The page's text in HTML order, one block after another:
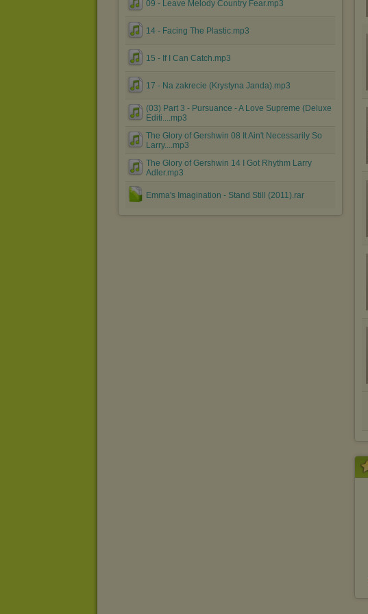
09 - Leave Melody Country Fear.mp3
14 - Facing The Plastic.mp3
15 - If I Can Catch.mp3
17 - Na zakrecie (Krystyna Janda).mp3
(03) Part 3 - Pursuance - A Love Supreme (Deluxe
Editi....mp3
The Glory of Gershwin 08 It Ain't Necessarily So
Larry....mp3
The Glory of Gershwin 14 I Got Rhythm Larry
Adler.mp3
Emma's Imagination - Stand Still (2011).rar